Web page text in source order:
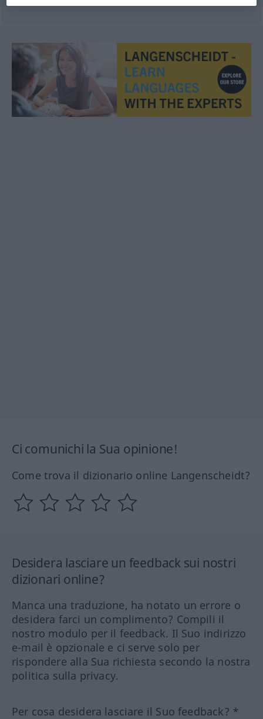
Ci comunichi la Sua opinione!
Come trova il dizionario online Langenscheidt?
Desidera lasciare un feedback sui nostri
dizionari online?
Manca una traduzione, ha notato un errore o
desidera farci un complimento? Compili il
nostro modulo per il feedback. Il Suo indirizzo
e-mail è opzionale e ci serve solo per
rispondere alla Sua richiesta secondo la nostra
politica sulla privacy.
Per cosa desidera lasciare il Suo feedback? *